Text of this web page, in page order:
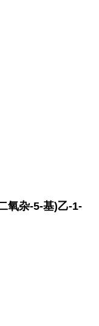
氧杂-5-基)乙-1-